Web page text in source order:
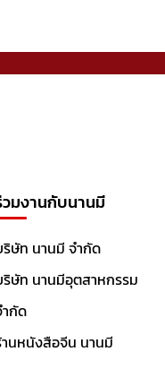
วมงานกับนานมี
ริษัท นานมี จำกัด
ริษัท นานมีอุตสาหกรรม
กัด
านหนังสือจีน นานมี